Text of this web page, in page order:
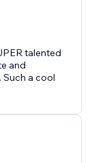
talented
and
a cool